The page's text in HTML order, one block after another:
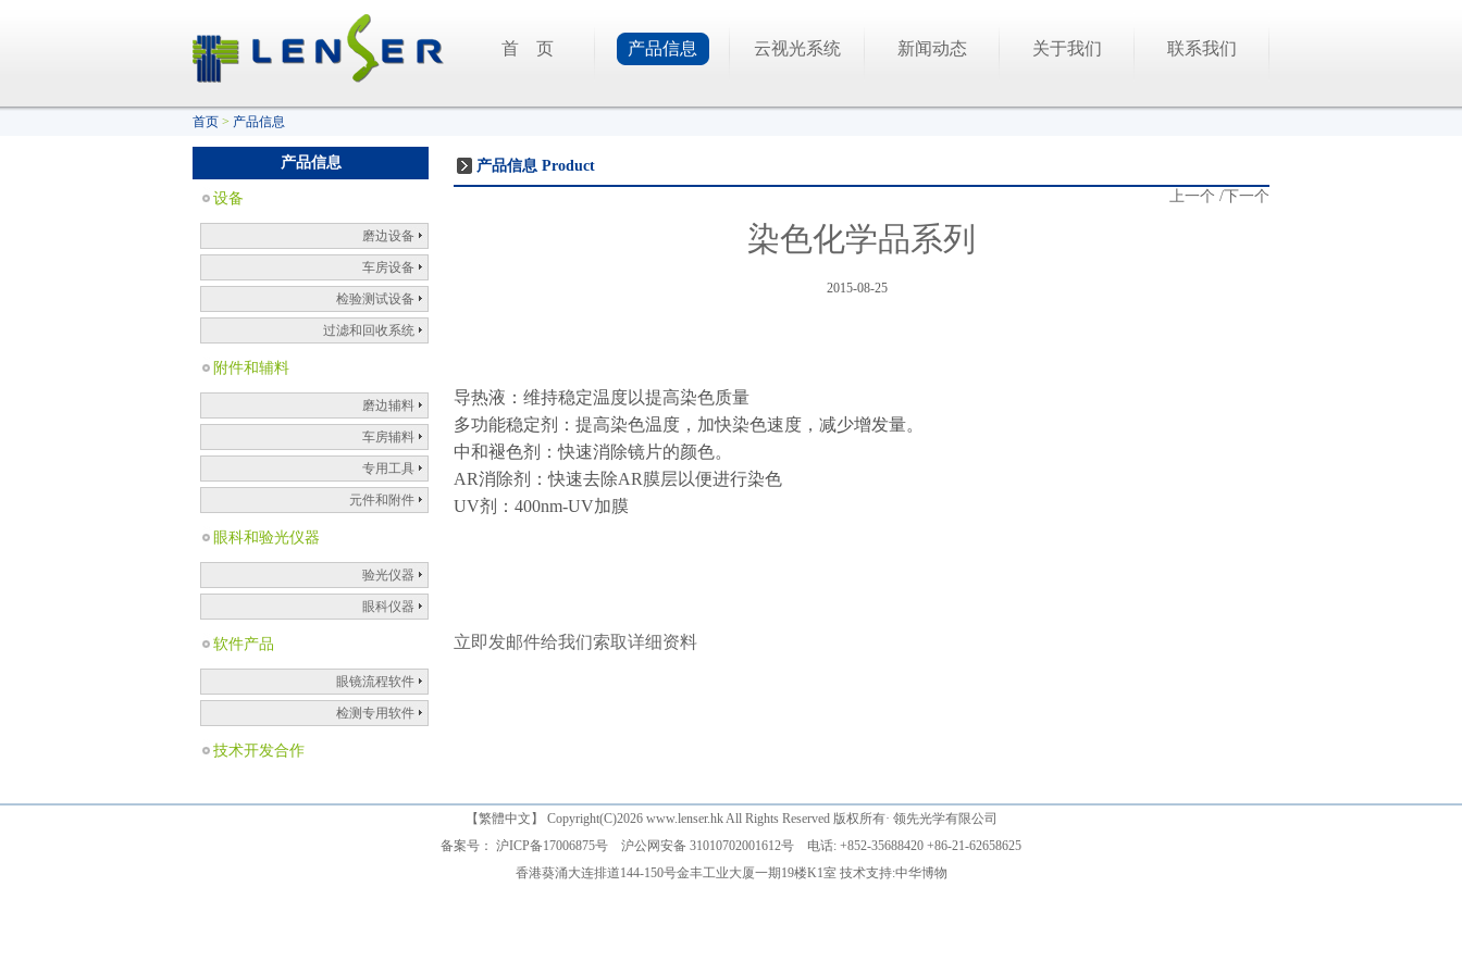
首 页 产品信息 云视光系统 新闻动态 关于我们 联系我们
首页 > 产品信息
产品信息
设备
磨边设备
车房设备
检验测试设备
过滤和回收系统
附件和辅料
磨边辅料
车房辅料
专用工具
元件和附件
眼科和验光仪器
验光仪器
眼科仪器
软件产品
眼镜流程软件
检测专用软件
技术开发合作
产品信息 Product
上一个 /下一个
染色化学品系列
2015-08-25
导热液：维持稳定温度以提高染色质量
多功能稳定剂：提高染色温度，加快染色速度，减少增发量。
中和褪色剂：快速消除镜片的颜色。
AR消除剂：快速去除AR膜层以便进行染色
UV剂：400nm-UV加膜
立即发邮件给我们索取详细资料
【繁體中文 】 Copyright(C)2026 www.lenser.hk All Rights Reserved 版权所有· 领先光学有限公司
备案号： 沪ICP备17006875号
沪公网安备 31010702001612号 电话: +852-35688420 +86-21-62658625
香港葵涌大连排道144-150号金丰工业大厦一期19楼K1室 技术支持:中华博物